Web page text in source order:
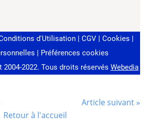
Article suivant »
Retour à l'accueil